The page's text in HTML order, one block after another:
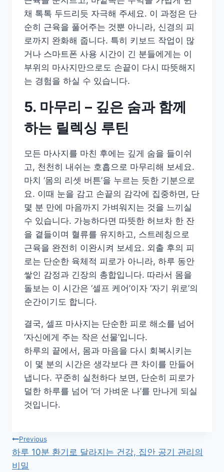
채 톡톡 두드리듯 자극해 주세요. 이 과정은 단
순히 근육을 풀어주는 것뿐 아니라, 신경의 피
로까지 완화해 줍니다. 특히 키보드 작업이 많
거나 스마트폰 사용 시간이 긴 분들에게는 이
부위의 마사지만으로도 손끝이 다시 따뜻해지
는 경험을 하실 수 있습니다.
5. 마무리 – 깊은 숨과 함께
하는 릴렉싱 루틴
모든 마사지를 마친 후에는 깊게 숨을 들이쉬
고, 천천히 내쉬는 호흡으로 마무리해 보세요.
마치 ‘몸의 리셋 버튼’을 누르는 듯한 기분으로
요. 이때 눈을 감고 손끝의 감각에 집중하면, 단
몇 분 만에 마음까지 가벼워지는 것을 느끼실
수 있습니다. 가능하다면 따뜻한 허브차 한 잔
을 곁들이며 혈류를 유지하고, 스트레칭으로
근육을 완전히 이완시켜 보세요. 외출 후의 피
로는 단순한 육체적 피로가 아니라, 하루 동안
쌓인 감정과 긴장의 총합입니다. 따라서 몸을
돌보는 이 시간은 ‘셀프 케어’이자 ‘자기 위로’의
순간이기도 합니다.
결국, 셀프 마사지는 단순한 피로 해소를 넘어
‘자신에게 주는 작은 선물’입니다.
하루의 끝에서, 몸과 마음을 다시 회복시키는
이 몇 분의 시간은 생각보다 큰 차이를 만들어
냅니다. 꾸준히 실천하다 보면, 단순히 피로가
덜한 하루를 넘어 ‘더 가벼운 나’를 만나게 되실
것입니다.
글
탐
Previous
하루 10분 환기로 달라지는 건강, 집안 공기 관리의
비밀